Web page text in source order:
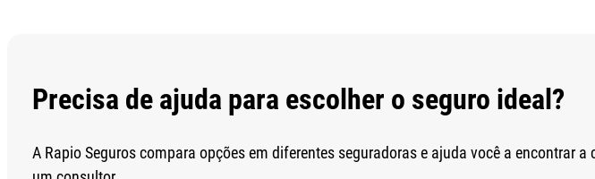
Precisa de ajuda para escolher o seguro ideal?
A Rapio Seguros compara opções em diferentes seguradoras e ajuda você a